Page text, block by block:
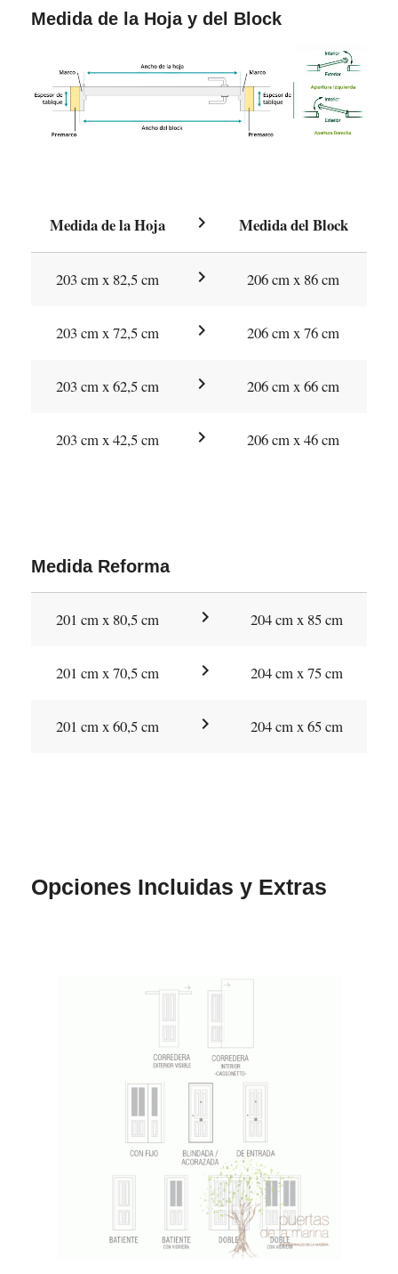
Medida de la Hoja y del Block
Medida de la Hoja chevron_right Medida del Block
203 cm x 82,5 cm chevron_right 206 cm x 86 cm
203 cm x 72,5 cm chevron_right 206 cm x 76 cm
203 cm x 62,5 cm chevron_right 206 cm x 66 cm
203 cm x 42,5 cm chevron_right 206 cm x 46 cm
Medida Reforma
201 cm x 80,5 cm chevron_right 204 cm x 85 cm
201 cm x 70,5 cm chevron_right 204 cm x 75 cm
201 cm x 60,5 cm chevron_right 204 cm x 65 cm
Opciones Incluidas y Extras